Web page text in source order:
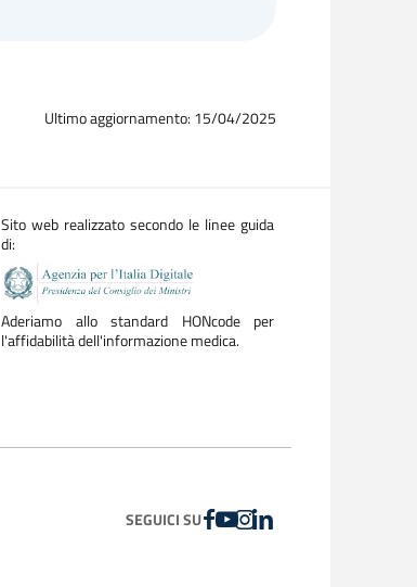
Ultimo aggiornamento: 15/04/2025
Sito web realizzato secondo le linee guida
di:
Aderiamo allo standard HONcode per
l'affidabilità dell'informazione medica.
SEGUICI SUFACEBOOK
YOUTUBE
INSTAGRAM
LINKEDIN